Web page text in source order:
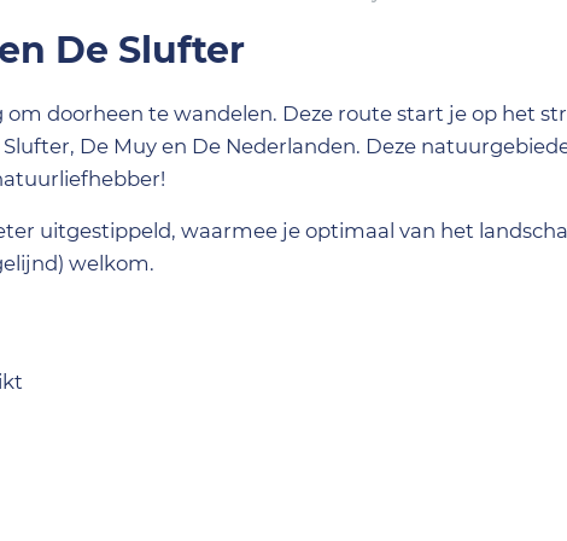
De Slufter
doorheen te wandelen. Deze route start je op het
De Muy en De Nederlanden. Deze
uitgestippeld, waarmee je optimaal van het
welkom.